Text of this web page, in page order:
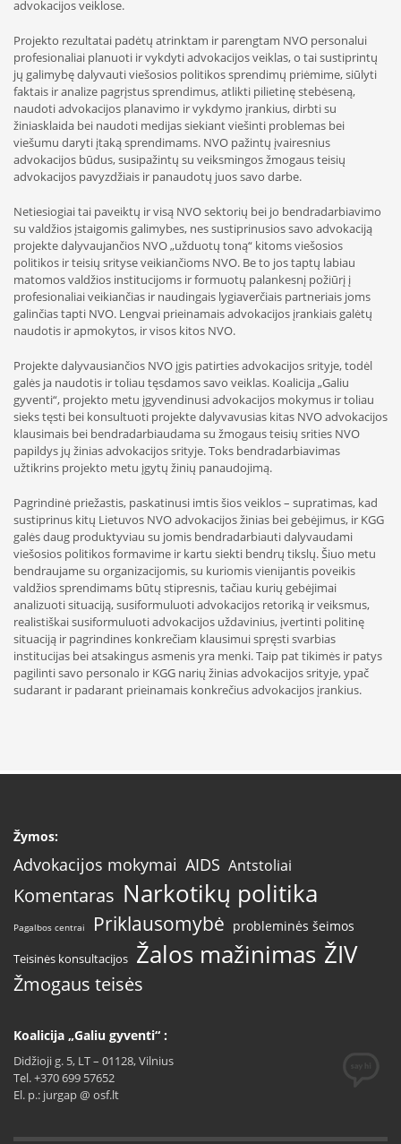
advokacijos veiklose.
Projekto rezultatai padėtų atrinktam ir parengtam NVO personalui
profesionaliai planuoti ir vykdyti advokacijos veiklas, o tai sustiprintų
jų galimybę dalyvauti viešosios politikos sprendimų priėmime, siūlyti
faktais ir analize pagrįstus sprendimus, atlikti pilietinę stebėseną,
naudoti advokacijos planavimo ir vykdymo įrankius, dirbti su
žiniasklaida bei naudoti medijas siekiant viešinti problemas bei
viešumu daryti įtaką sprendimams. NVO pažintų įvairesnius
advokacijos būdus, susipažintų su veiksmingos žmogaus teisių
advokacijos pavyzdžiais ir panaudotų juos savo darbe.
Netiesiogiai tai paveiktų ir visą NVO sektorių bei jo bendradarbiavimo
su valdžios įstaigomis galimybes, nes sustiprinusios savo advokaciją
projekte dalyvaujančios NVO „užduotų toną“ kitoms viešosios
politikos ir teisių srityse veikiančioms NVO. Be to jos taptų labiau
matomos valdžios institucijoms ir formuotų palankesnį požiūrį į
profesionaliai veikiančias ir naudingais lygiaverčiais partneriais joms
galinčias tapti NVO. Lengvai prieinamais advokacijos įrankiais galėtų
naudotis ir apmokytos, ir visos kitos NVO.
Projekte dalyvausiančios NVO įgis patirties advokacijos srityje, todėl
galės ja naudotis ir toliau tęsdamos savo veiklas. Koalicija „Galiu
gyventi“, projekto metu įgyvendinusi advokacijos mokymus ir toliau
sieks tęsti bei konsultuoti projekte dalyvavusias kitas NVO advokacijos
klausimais bei bendradarbiaudama su žmogaus teisių srities NVO
papildys jų žinias advokacijos srityje. Toks bendradarbiavimas
užtikrins projekto metu įgytų žinių panaudojimą.
Pagrindinė priežastis, paskatinusi imtis šios veiklos – supratimas, kad
sustiprinus kitų Lietuvos NVO advokacijos žinias bei gebėjimus, ir KGG
galės daug produktyviau su jomis bendradarbiauti dalyvaudami
viešosios politikos formavime ir kartu siekti bendrų tikslų. Šiuo metu
bendraujame su organizacijomis, su kuriomis vienijantis poveikis
valdžios sprendimams būtų stipresnis, tačiau kurių gebėjimai
analizuoti situaciją, susiformuluoti advokacijos retoriką ir veiksmus,
realistiškai susiformuluoti advokacijos uždavinius, įvertinti politinę
situaciją ir pagrindines konkrečiam klausimui spręsti svarbias
institucijas bei atsakingus asmenis yra menki. Taip pat tikimės ir patys
pagilinti savo personalo ir KGG narių žinias advokacijos srityje, ypač
sudarant ir padarant prieinamais konkrečius advokacijos įrankius.
Žymos:
Advokacijos mokymai AIDS Antstoliai
Komentaras Narkotikų politika
Pagalbos centrai Priklausomybė probleminės šeimos
Teisinės konsultacijos Žalos mažinimas ŽIV
Žmogaus teisės
Koalicija „Galiu gyventi“ :
Didžioji g. 5, LT – 01128, Vilnius
Tel. +370 699 57652
El. p.: jurgap @ osf.lt